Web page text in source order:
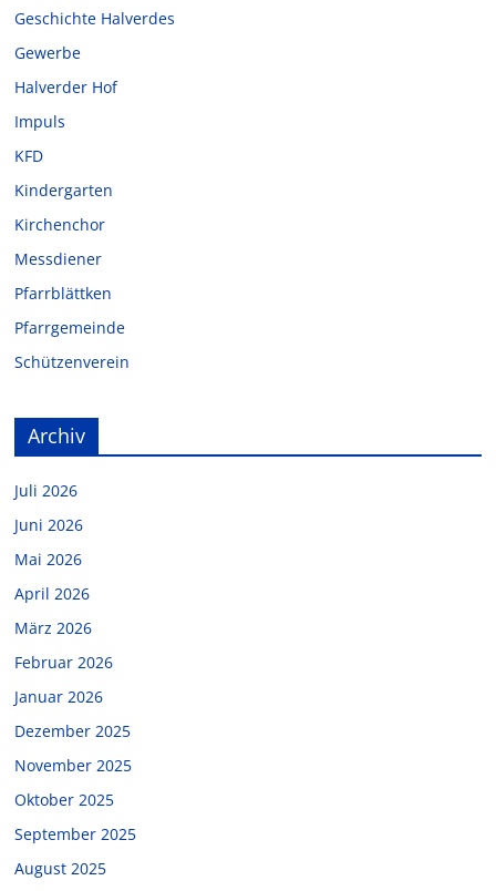
Geschichte Halverdes
Gewerbe
Halverder Hof
Impuls
KFD
Kindergarten
Kirchenchor
Messdiener
Pfarrblättken
Pfarrgemeinde
Schützenverein
Archiv
Juli 2026
Juni 2026
Mai 2026
April 2026
März 2026
Februar 2026
Januar 2026
Dezember 2025
November 2025
Oktober 2025
September 2025
August 2025